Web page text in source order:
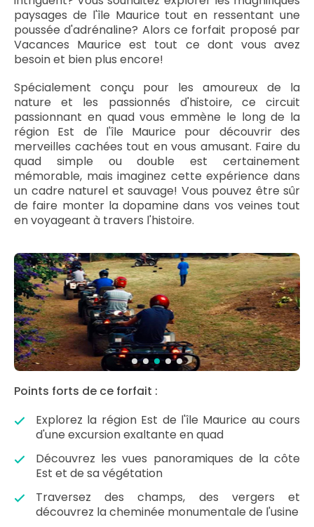
paysages de l'île Maurice tout en ressentant une
poussée d'adrénaline? Alors ce forfait proposé par
Vacances Maurice est tout ce dont vous avez
besoin et bien plus encore!
Spécialement conçu pour les amoureux de la
nature et les passionnés d'histoire, ce circuit
passionnant en quad vous emmène le long de la
région Est de l'île Maurice pour découvrir des
merveilles cachées tout en vous amusant. Faire du
quad simple ou double est certainement
mémorable, mais imaginez cette expérience dans
un cadre naturel et sauvage! Vous pouvez être sûr
de faire monter la dopamine dans vos veines tout
en voyageant à travers l'histoire.
Points forts de ce forfait :
Explorez la région Est de l'île Maurice au cours
d'une excursion exaltante en quad
Découvrez les vues panoramiques de la côte
Est et de sa végétation
Traversez des champs, des vergers et
découvrez la cheminée monumentale de l'usine